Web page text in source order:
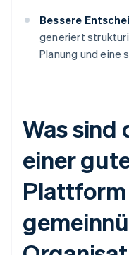
Bessere
generiert
Planung und
Was sind
einer